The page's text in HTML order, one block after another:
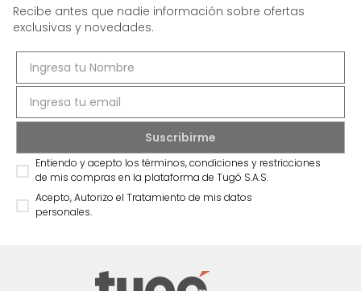
Recibe antes que nadie información sobre ofertas
exclusivas y novedades.
Entiendo y acepto los términos, condiciones y restricciones
de mis compras en la plataforma de Tugó S.A.S.
Acepto, Autorizo el Tratamiento de mis datos
personales.